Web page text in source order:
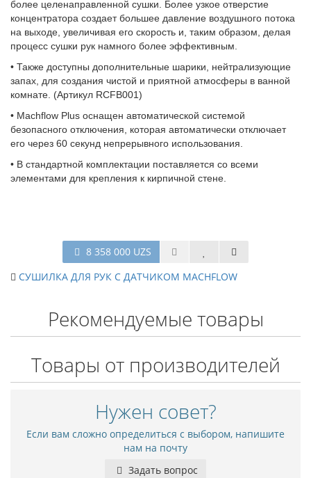
более целенаправленной сушки. Более узкое отверстие
концентратора создает большее давление воздушного потока
на выходе, увеличивая его скорость и, таким образом, делая
процесс сушки рук намного более эффективным.
• Также доступны дополнительные шарики, нейтрализующие
запах, для создания чистой и приятной атмосферы в ванной
комнате. (Артикул RCFB001)
• Machflow Plus оснащен автоматической системой
безопасного отключения, которая автоматически отключает
его через 60 секунд непрерывного использования.
• В стандартной комплектации поставляется со всеми
элементами для крепления к кирпичной стене.
8 358 000 UZS
СУШИЛКА ДЛЯ РУК С ДАТЧИКОМ MACHFLOW
Рекомендуемые товары
Товары от производителей
Нужен совет?
Если вам сложно определиться с выбором, напишите
нам на почту
Задать вопрос